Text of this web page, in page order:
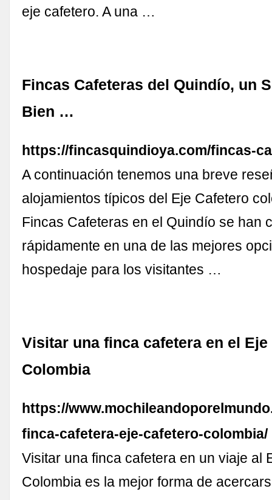
eje cafetero. A una …
Fincas Cafeteras del Quindío, un
Bien …
https://fincasquindioya.com/fincas-
A continuación tenemos una breve
alojamientos típicos del Eje Cafetero
Fincas Cafeteras en el Quindío se han
rápidamente en una de las mejores
hospedaje para los visitantes …
Visitar una finca cafetera en el Eje
Colombia
https://
finca-cafetera-eje-cafetero-colombia/
Visitar una finca cafetera en un viaje al
Colombia es la mejor forma de